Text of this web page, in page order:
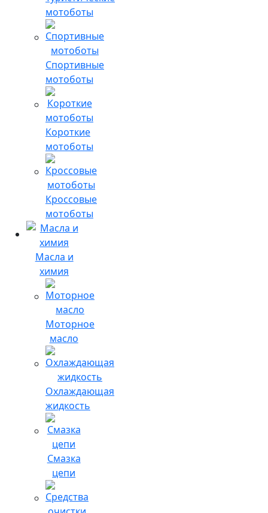
мотоботы
Спортивные
мотоботы
Короткие
мотоботы
Кроссовые
мотоботы
Масла и
химия
Моторное
масло
Охлаждающая
жидкость
Смазка
цепи